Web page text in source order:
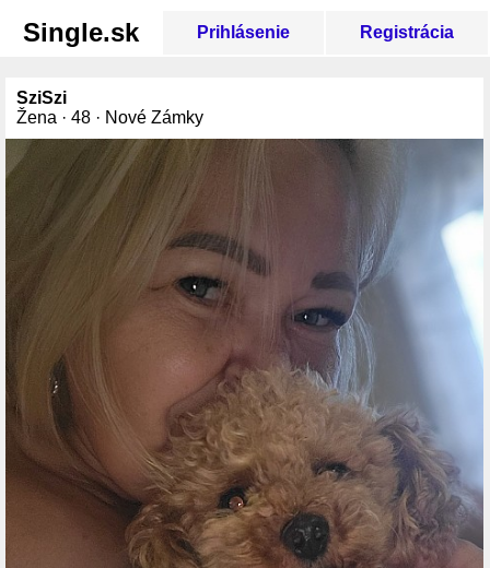
Single.sk Prihlásenie Registrácia
SziSzi
Žena · 48 · Nové Zámky